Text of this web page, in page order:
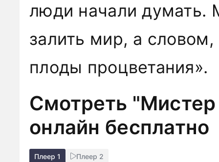
люди начали думать.
залить мир, а словом,
плоды процветания».
Смотреть
онлайн бесплатно
Плеер 1 Плеер 2